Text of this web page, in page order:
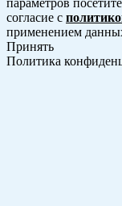
параметров
согласие с
применением
Принять
Политика